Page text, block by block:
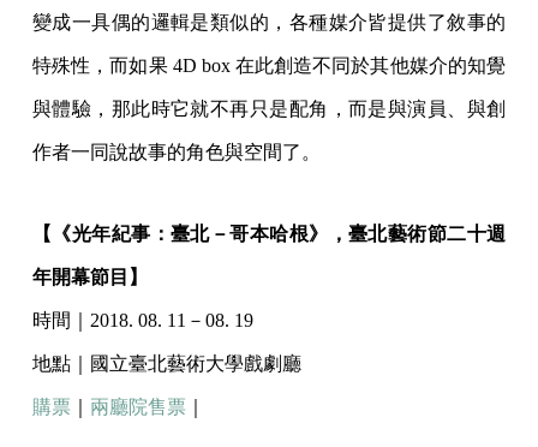
變成一具偶的邏輯是類似的，各種媒介皆提供了敘事的
特殊性，而如果 4D box 在此創造不同於其他媒介的知覺
與體驗，那此時它就不再只是配角，而是與演員、與創
作者一同說故事的角色與空間了。
【《光年紀事：臺北－哥本哈根》，臺北藝術節二十週
年開幕節目】
時間｜2018. 08. 11－08. 19
地點｜國立臺北藝術大學戲劇廳
購票 兩廳院售票